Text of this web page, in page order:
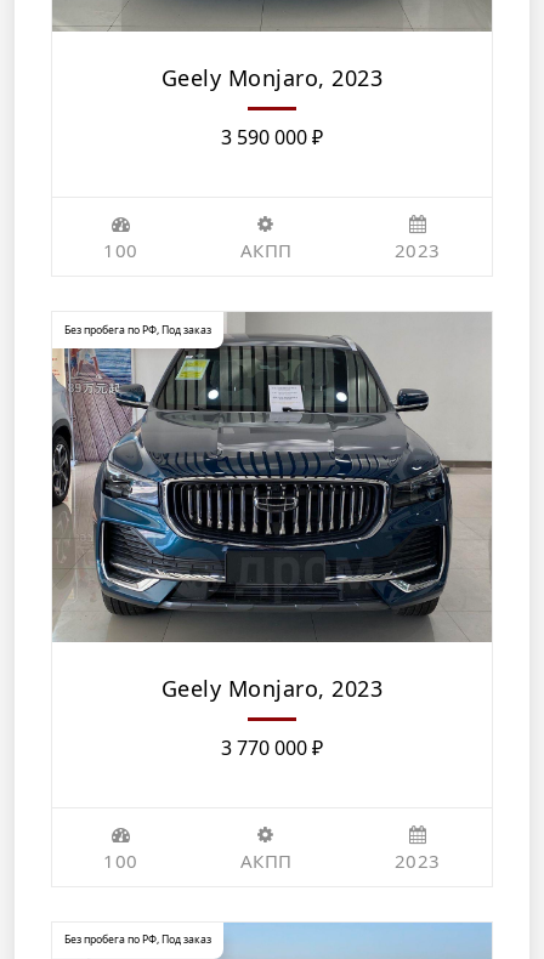
Geely Monjaro, 2023
3 590 000₽
100 АКПП 2023
Без пробега по РФ,Под заказ
Geely Monjaro, 2023
3 770 000₽
100 АКПП 2023
Без пробега по РФ,Под заказ